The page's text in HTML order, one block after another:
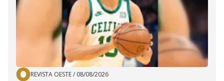
REVISTA OESTE/ 08/08/2026